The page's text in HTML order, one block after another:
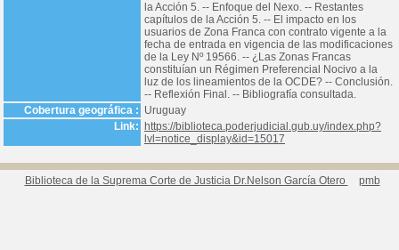
la Acción 5. -- Enfoque del Nexo. -- Restantes
capítulos de la Acción 5. -- El impacto en los
usuarios de Zona Franca con contrato vigente a la
fecha de entrada en vigencia de las modificaciones
de la Ley Nº 19566. -- ¿Las Zonas Francas
constituían un Régimen Preferencial Nocivo a la
luz de los lineamientos de la OCDE? -- Conclusión.
-- Reflexión Final. -- Bibliografía consultada.
Cobertura geográfica : Uruguay
Link:
https://biblioteca.poderjudicial.gub.uy/index.php?
lvl=notice_display&id=15017
Biblioteca de la Suprema Corte de Justicia Dr.Nelson García Otero pmb